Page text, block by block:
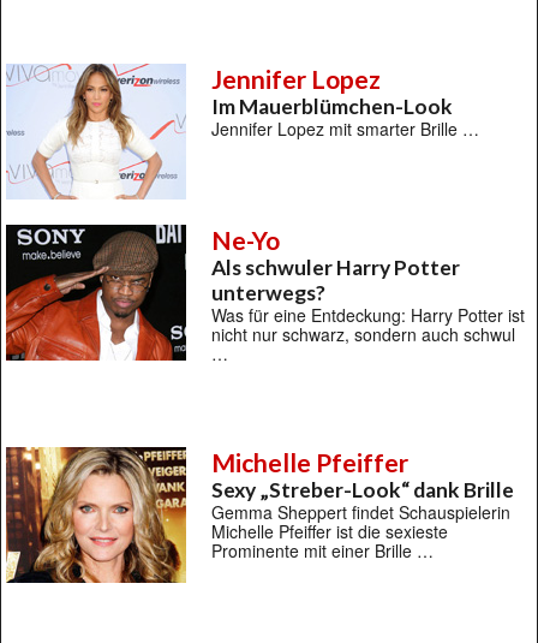
Jennifer Lopez
Im Mauerblümchen-Look
Jennifer Lopez mit smarter Brille …
Ne-Yo
Als schwuler Harry Potter
unterwegs?
Was für eine Entdeckung: Harry Potter ist
nicht nur schwarz, sondern auch schwul
…
Michelle Pfeiffer
Sexy „Streber-Look“ dank Brille
Gemma Sheppert findet Schauspielerin
Michelle Pfeiffer ist die sexieste
Prominente mit einer Brille …